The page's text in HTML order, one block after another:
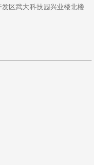
区武大科技园兴业楼北楼